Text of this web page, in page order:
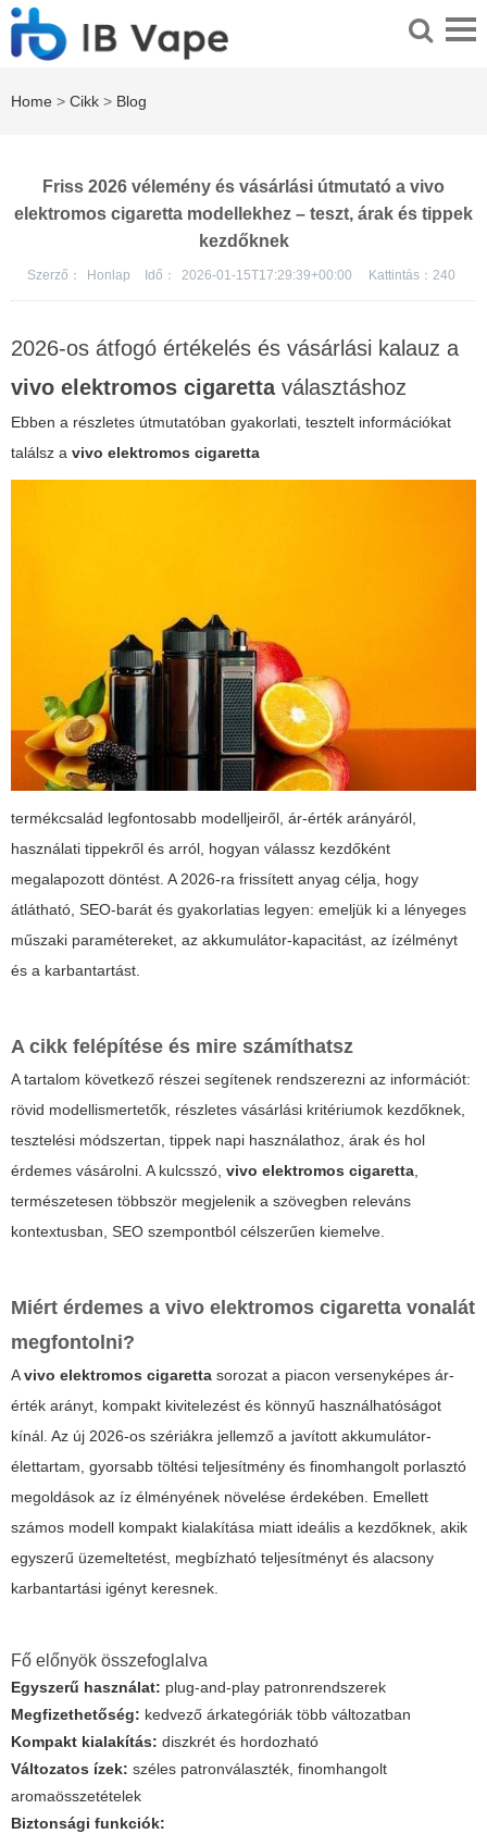
Home > Cikk > Blog
Friss 2026 vélemény és vásárlási útmutató a vivo
elektromos cigaretta modellekhez – teszt, árak és tippek
kezdőknek
Szerző： Honlap Idő： 2026-01-15T17:29:39+00:00 Kattintás： 240
2026-os átfogó értékelés és vásárlási kalauz a
vivo elektromos cigarettaválasztáshoz
Ebben a részletes útmutatóban gyakorlati, tesztelt információkat
találsz a vivo elektromos cigaretta
termékcsalád legfontosabb modelljeiről, ár-érték arányáról,
használati tippekről és arról, hogyan válassz kezdőként
megalapozott döntést. A 2026-ra frissített anyag célja, hogy
átlátható, SEO-barát és gyakorlatias legyen: emeljük ki a lényeges
műszaki paramétereket, az akkumulátor-kapacitást, az ízélményt
és a karbantartást.
A cikk felépítése és mire számíthatsz
A tartalom következő részei segítenek rendszerezni az információt:
rövid modellismertetők, részletes vásárlási kritériumok kezdőknek,
tesztelési módszertan, tippek napi használathoz, árak és hol
érdemes vásárolni. A kulcsszó, vivo elektromos cigaretta
természetesen többször megjelenik a szövegben releváns
kontextusban, SEO szempontból célszerűen kiemelve.
Miért érdemes a vivo elektromos cigaretta vonalát
megfontolni?
Avivo elektromos cigaretta sorozat a piacon versenyképes ár-
érték arányt, kompakt kivitelezést és könnyű használhatóságot
kínál. Az új 2026-os szériákra jellemző a javított akkumulátor-
élettartam, gyorsabb töltési teljesítmény és finomhangolt porlasztó
megoldások az íz élményének növelése érdekében. Emellett
számos modell kompakt kialakítása miatt ideális a kezdőknek, akik
egyszerű üzemeltetést, megbízható teljesítményt és alacsony
karbantartási igényt keresnek.
Fő előnyök összefoglalva
Egyszerű használat: plug-and-play patronrendszerek
Megfizethetőség: kedvező árkategóriák több változatban
Kompakt kialakítás: diszkrét és hordozható
Változatos ízek: széles patronválaszték, finomhangolt
aromaösszetételek
Biztonsági funkciók: